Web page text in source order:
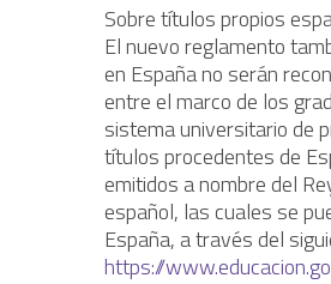
Sobre títulos propios
El nuevo reglamento
en España no serán
entre el marco de los
sistema universitario de
títulos procedentes de
emitidos a nombre del
español, las cuales se
España, a través del
https://